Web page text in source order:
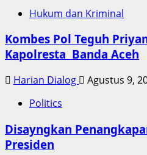
Hukum dan Kriminal
Kombes Pol Teguh
Kapolresta Banda Aceh
Harian Dialog
Agustus 9,
Politics
Disayngkan
Presiden